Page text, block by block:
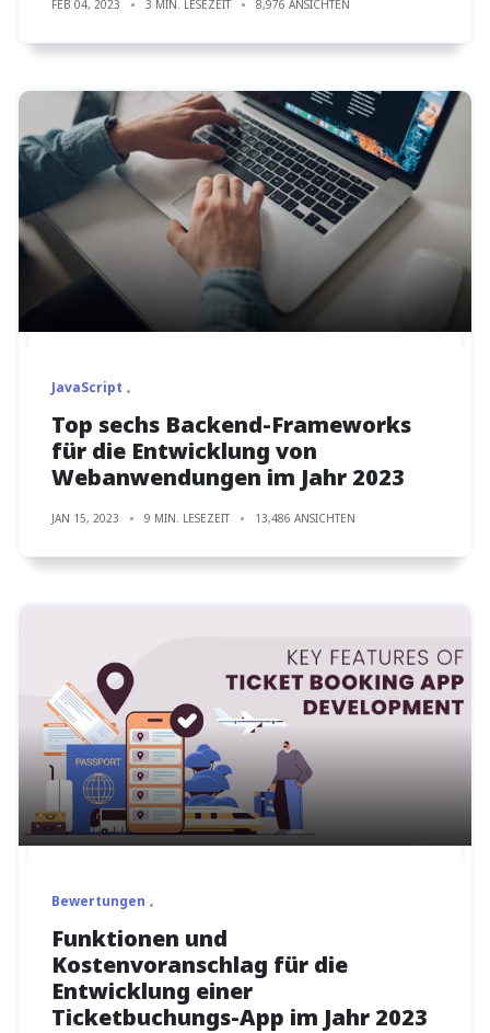
FEB 04, 2023 3 MIN. LESEZEIT 8,976 ANSICHTEN
JavaScript
Top sechs Backend-Frameworks
für die Entwicklung von
Webanwendungen im Jahr 2023
JAN 15, 2023 9 MIN. LESEZEIT 13,486 ANSICHTEN
Bewertungen
Funktionen und
Kostenvoranschlag für die
Entwicklung einer
Ticketbuchungs-App im Jahr 2023